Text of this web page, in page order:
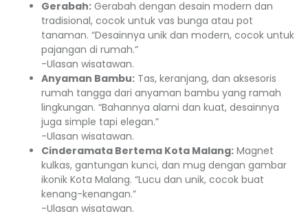
Gerabah: Gerabah dengan desain modern dan
tradisional, cocok untuk vas bunga atau pot
tanaman. “Desainnya unik dan modern, cocok untuk
pajangan di rumah.”
-Ulasan wisatawan.
Anyaman Bambu: Tas, keranjang, dan aksesoris
rumah tangga dari anyaman bambu yang ramah
lingkungan. “Bahannya alami dan kuat, desainnya
juga simple tapi elegan.”
-Ulasan wisatawan.
Cinderamata Bertema Kota Malang: Magnet
kulkas, gantungan kunci, dan mug dengan gambar
ikonik Kota Malang. “Lucu dan unik, cocok buat
kenang-kenangan.”
-Ulasan wisatawan.